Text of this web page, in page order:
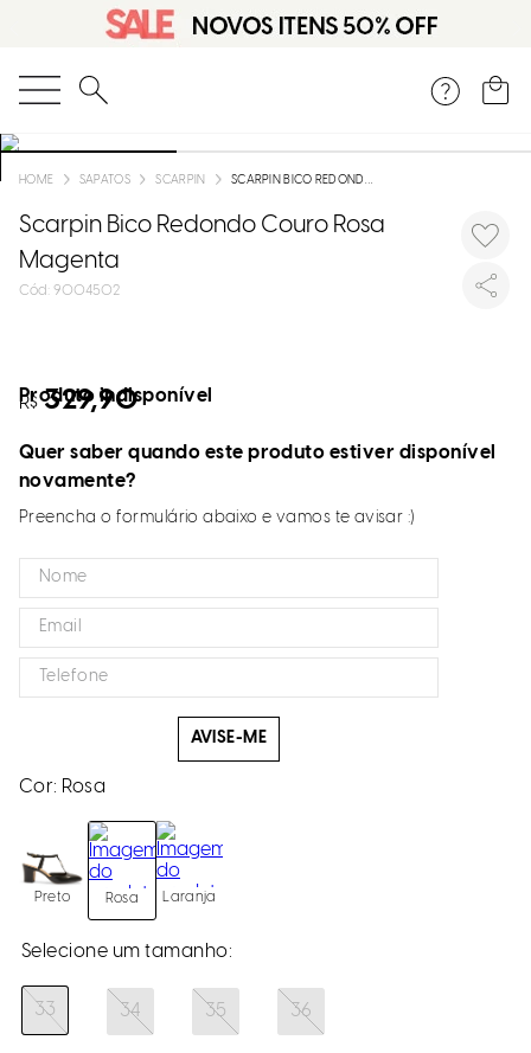
O que você está procurando?
SAPATOS SCARPIN SCARPIN BICO REDONDO COURO ROSA MAGENTA
Scarpin Bico Redondo Couro Rosa
Magenta
: 9004502
R$ 329,90
Produto indisponível
Quer saber quando este produto estiver disponível
novamente?
Preencha o formulário abaixo e vamos te avisar :)
AVISE-ME
Cor: Rosa
Preto Rosa Laranja
33 34 35 36